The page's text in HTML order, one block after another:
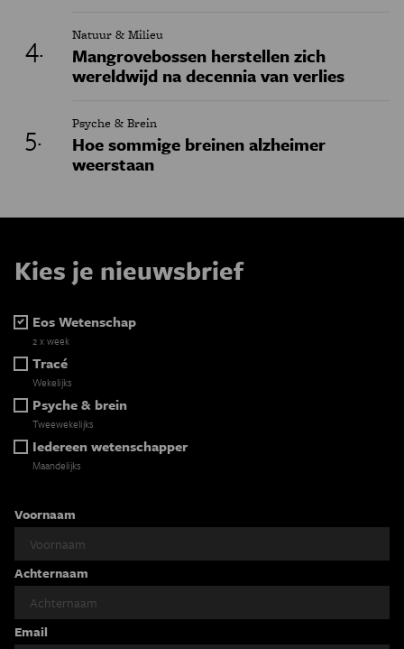
Natuur & Milieu
Mangrovebossen herstellen zich
wereldwijd na decennia van verlies
Psyche & Brein
Hoe sommige breinen alzheimer
weerstaan
Kies je nieuwsbrief
Eos Wetenschap
2 x week
Tracé
Wekelijks
Psyche & brein
Tweewekelijks
Iedereen wetenschapper
Maandelijks
Voornaam
Achternaam
Email